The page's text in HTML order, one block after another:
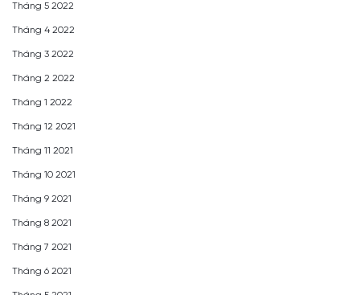
Tháng 5 2022
Tháng 4 2022
Tháng 3 2022
Tháng 2 2022
Tháng 1 2022
Tháng 12 2021
Tháng 11 2021
Tháng 10 2021
Tháng 9 2021
Tháng 8 2021
Tháng 7 2021
Tháng 6 2021